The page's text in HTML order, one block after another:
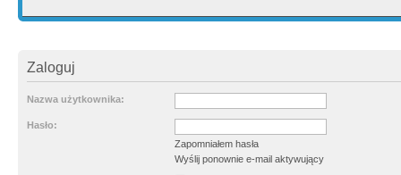
Zaloguj
Nazwa użytkownika:
Hasło:
Zapomniałem hasła
Wyślij ponownie e-mail aktywujący